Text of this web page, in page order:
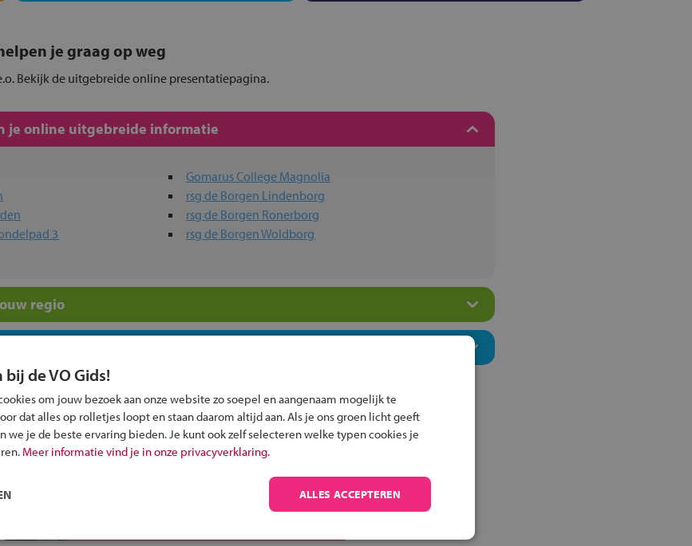
je graag op weg
Bekijk de uitgebreide online presentatiepagina.
je online uitgebreide informatie
3
Gomarus College Magnolia
rsg de Borgen Lindenborg
rsg de Borgen Ronerborg
rsg de Borgen Woldborg
regio
bij jou?
Inschrijven?
Alle informatie om je kind aan te melden bij
de VO Gids!
om jouw bezoek aan onze website zo soepel en aangenaam mogelijk te
dat alles op rolletjes loopt en staan daarom altijd aan. Als je ons groen licht geeft
we je de beste ervaring bieden. Je kunt ook zelf selecteren welke typen cookies je
Meer informatie vind je in onze privacyverklaring.
ALLES ACCEPTEREN